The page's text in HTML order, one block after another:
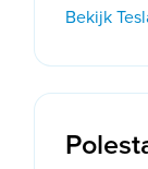
Bekijk